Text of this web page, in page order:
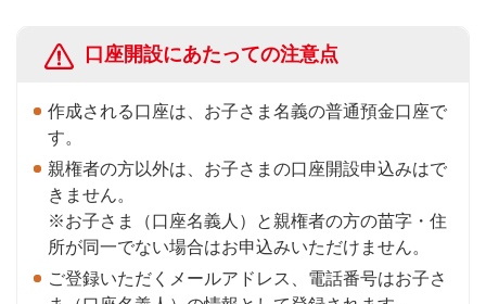
口座開設にあたっての注意点
作成される口座は、お子さま名義の普通預金口座で
す。
親権者の方以外は、お子さまの口座開設申込みはで
きません。
※お子さま（口座名義人）と親権者の方の苗字・住
所が同一でない場合はお申込みいただけません。
ご登録いただくメールアドレス、電話番号はお子さ